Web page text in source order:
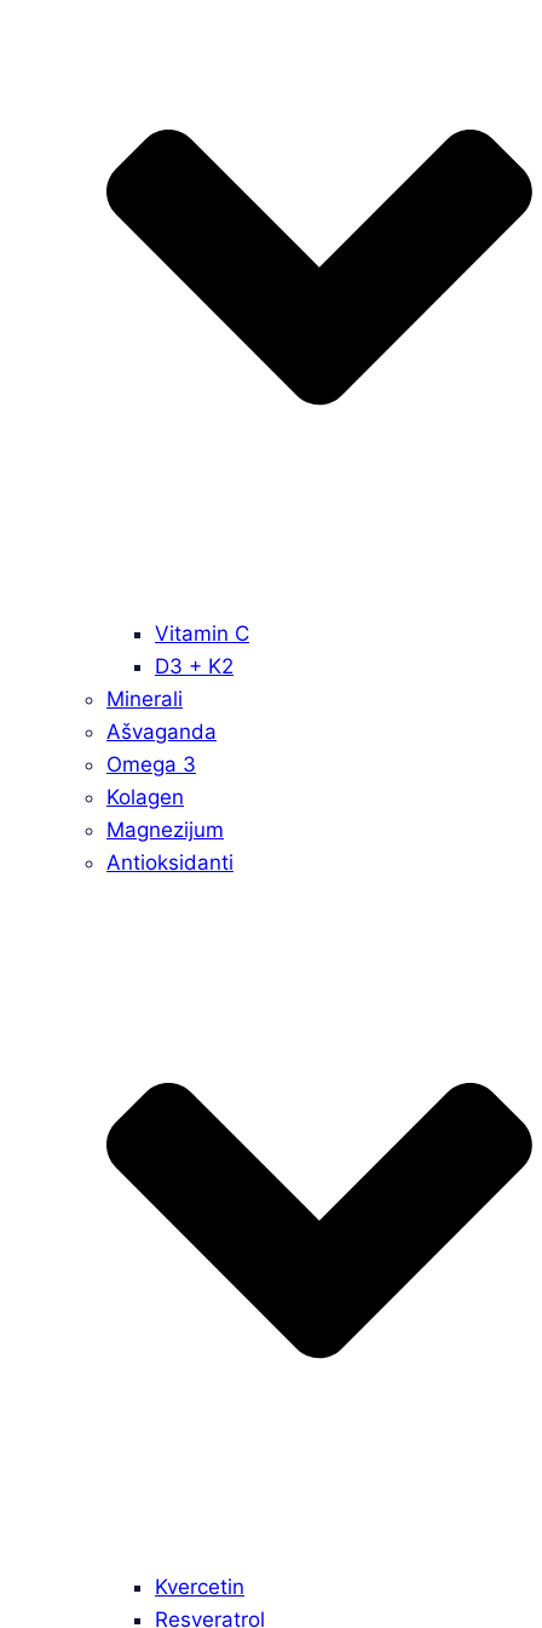
Vitamin C
D3 + K2
Minerali
Ašvaganda
Omega 3
Kolagen
Magnezijum
Antioksidanti
Kvercetin
Resveratrol